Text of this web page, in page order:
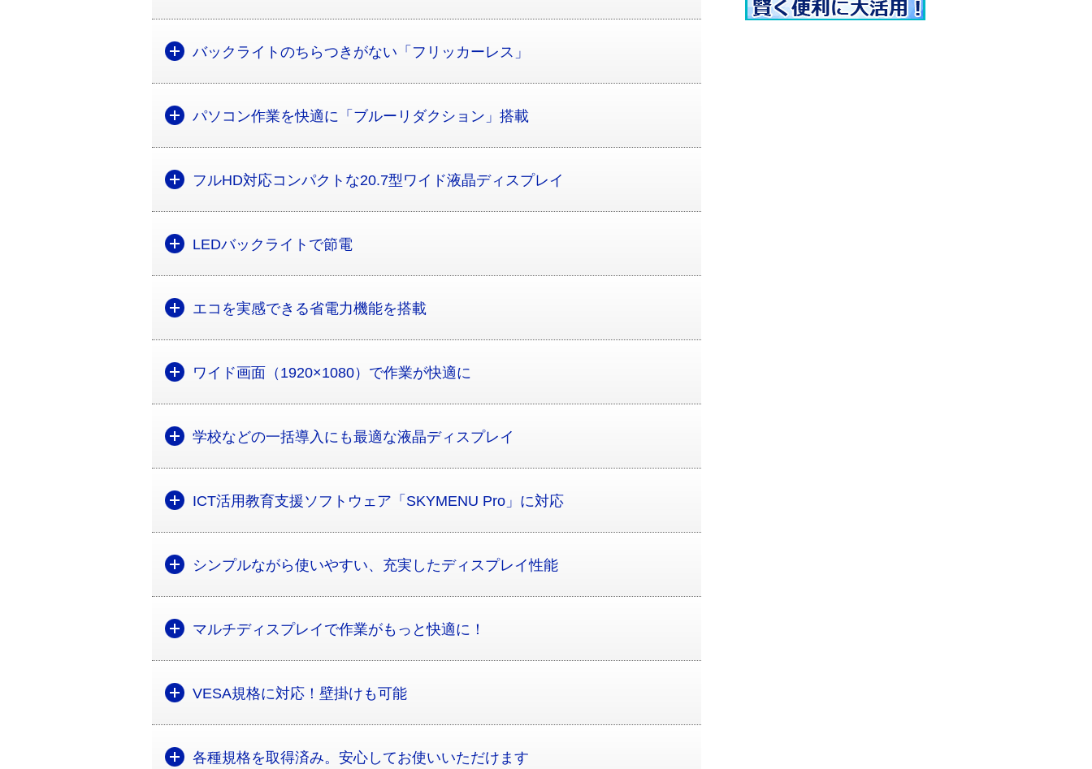
バックライトのちらつきがない「フリッカーレス」
パソコン作業を快適に「ブルーリダクション」搭載
フルHD対応コンパクトな20.7型ワイド液晶ディスプレイ
LEDバックライトで節電
エコを実感できる省電力機能を搭載
ワイド画面（1920×1080）で作業が快適に
学校などの一括導入にも最適な液晶ディスプレイ
ICT活用教育支援ソフトウェア「SKYMENU Pro」に対応
シンプルながら使いやすい、充実したディスプレイ性能
マルチディスプレイで作業がもっと快適に！
VESA規格に対応！壁掛けも可能
各種規格を取得済み。安心してお使いいただけます